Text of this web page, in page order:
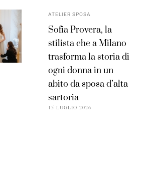
ATELIER SPOSA
Sofia Provera, la
stilista che a Milano
trasforma la storia di
ogni donna in un
abito da sposa d’alta
sartoria
15 LUGLIO 2026